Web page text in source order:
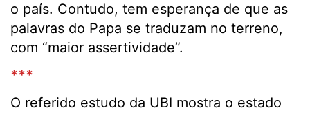
o país. Contudo, tem esperança de que as
palavras do Papa se traduzam no terreno,
com “maior assertividade”.
***
O referido estudo da UBI mostra o estado